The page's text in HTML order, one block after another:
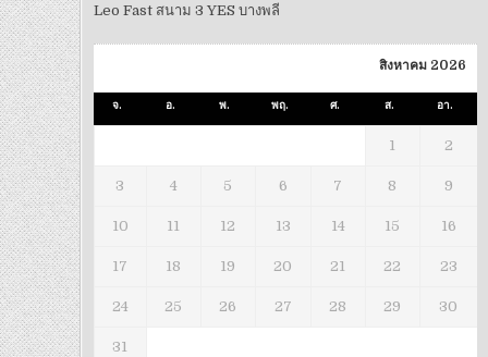
Leo Fast สนาม 3 YES บางพลี
สิงหาคม 2026
จ. อ. พ. พฤ. ศ. ส. อา.
1 2
3 4 5 6 7 8 9
10 11 12 13 14 15 16
17 18 19 20 21 22 23
24 25 26 27 28 29 30
31